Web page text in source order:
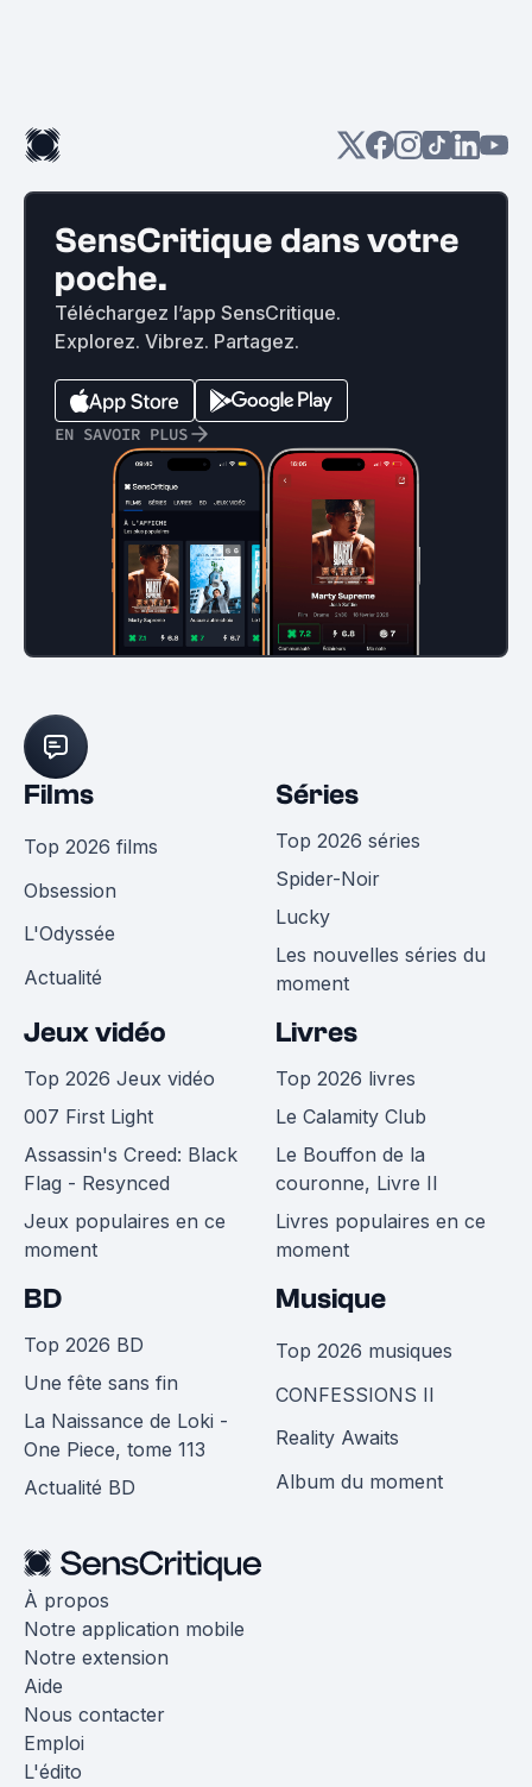
SensCritique dans votre
poche.
Téléchargez l’app SensCritique.
Explorez. Vibrez. Partagez.
EN SAVOIR PLUS
Films
Top 2026 films
Obsession
L'Odyssée
Actualité
Séries
Top 2026 séries
Spider-Noir
Lucky
Les nouvelles séries du
moment
Jeux vidéo
Top 2026 Jeux vidéo
007 First Light
Assassin's Creed: Black
Flag - Resynced
Jeux populaires en ce
moment
Livres
Top 2026 livres
Le Calamity Club
Le Bouffon de la
couronne, Livre II
Livres populaires en ce
moment
BD
Top 2026 BD
Une fête sans fin
La Naissance de Loki -
One Piece, tome 113
Actualité BD
Musique
Top 2026 musiques
CONFESSIONS II
Reality Awaits
Album du moment
À propos
Notre application mobile
Notre extension
Aide
Nous contacter
Emploi
L'édito